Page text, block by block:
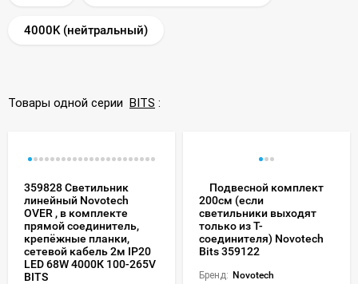
4000K (нейтральный)
Товары одной серии BITS :
359828 Светильник
линейный Novotech
OVER , в комплекте
прямой соединитель,
крепёжные планки,
сетевой кабель 2м IP20
LED 68W 4000К 100-265V
BITS
Подвесной комплект
200см (если
светильники выходят
только из Т-
соединителя) Novotech
Bits 359122
Бренд: Novotech